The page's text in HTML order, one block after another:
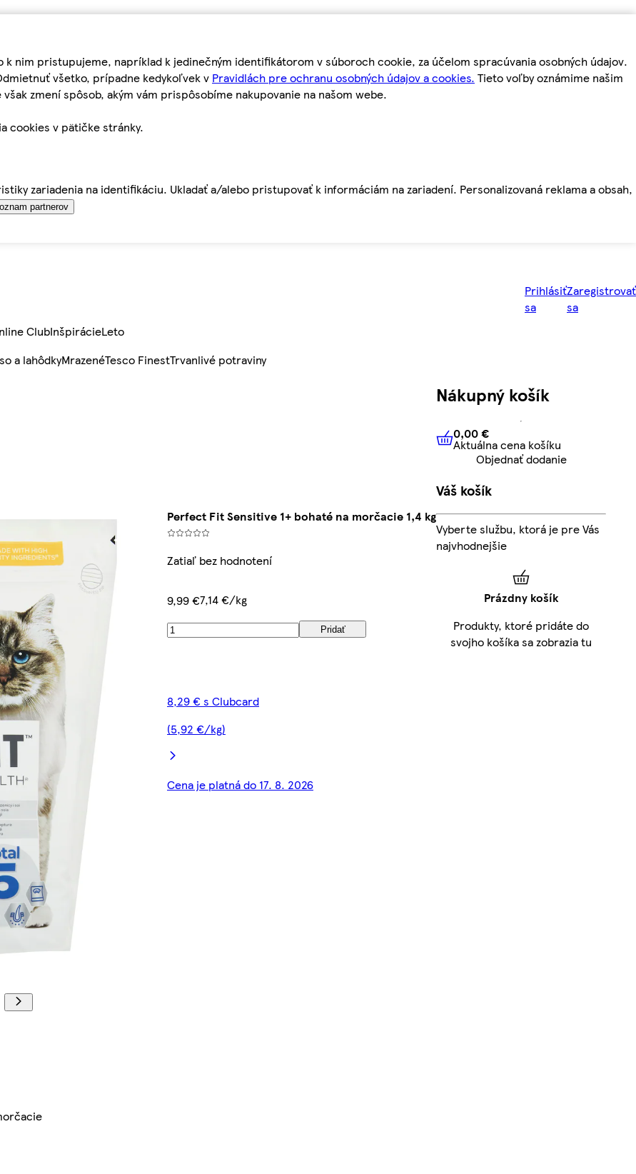
k nim pristupujeme, napríklad k jedinečným identifikátorom v súboroch cookie, za účelom spracúvania osobných údajov.
všetko, prípadne kedykoľvek v Pravidlách pre ochranu osobných údajov a cookies. Tieto voľby oznámime našim
zmení spôsob, akým vám prispôsobíme nakupovanie na našom webe.
cookies v pätičke stránky.
zariadenia na identifikáciu. Ukladať a/alebo pristupovať k informáciám na zariadení. Personalizovaná reklama a obsah,
partnerov
Prihlásiť
sa
Zaregistrovať
sa
ClubInšpirácieLeto
a lahôdkyMrazenéTesco FinestTrvanlivé potraviny
Perfect Fit Sensitive 1+ bohaté na morčacie 1,4 kg
Zatiaľ bez hodnotení
9,99 €7,14 €/kg
Pridať
8,29 € s Clubcard
(5,92 €/kg)
Cena je platná do 17. 8. 2026
Nákupný košík
0,00 € Aktuálna cena košíku
0,00 €
Aktuálna cena košíku
Objednať dodanie
Váš košík
Vyberte službu, ktorá je pre Vás
najvhodnejšie
Prázdny košík
Produkty, ktoré pridáte do
svojho košíka sa zobrazia tu